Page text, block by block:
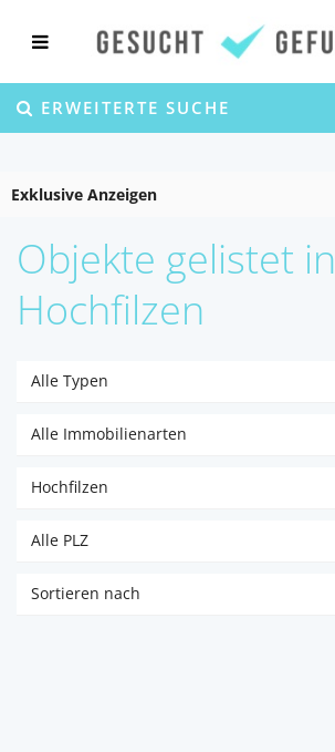
ERWEITERTE SUCHE
Exklusive Anzeigen
Objekte gelistet in
Hochfilzen
Alle Typen
Alle Immobilienarten
Hochfilzen
Alle PLZ
Sortieren nach